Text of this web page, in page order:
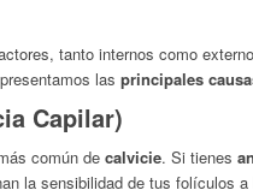
tanto internos como
las principales
Capilar)
común de calvicie. Si tienes
la sensibilidad de tus folículos